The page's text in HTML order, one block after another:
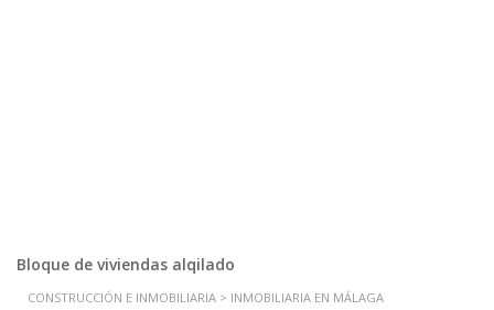
Bloque de viviendas alqilado
CONSTRUCCIÓN E INMOBILIARIA > INMOBILIARIA EN MÁLAGA